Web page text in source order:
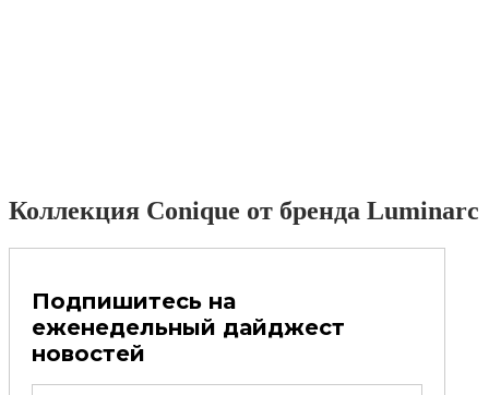
Коллекция Conique от бренда Luminarc
Подпишитесь на
еженедельный дайджест
новостей